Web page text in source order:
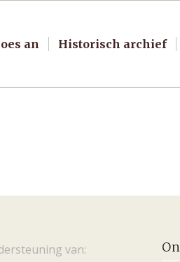
an Historisch archief
van: